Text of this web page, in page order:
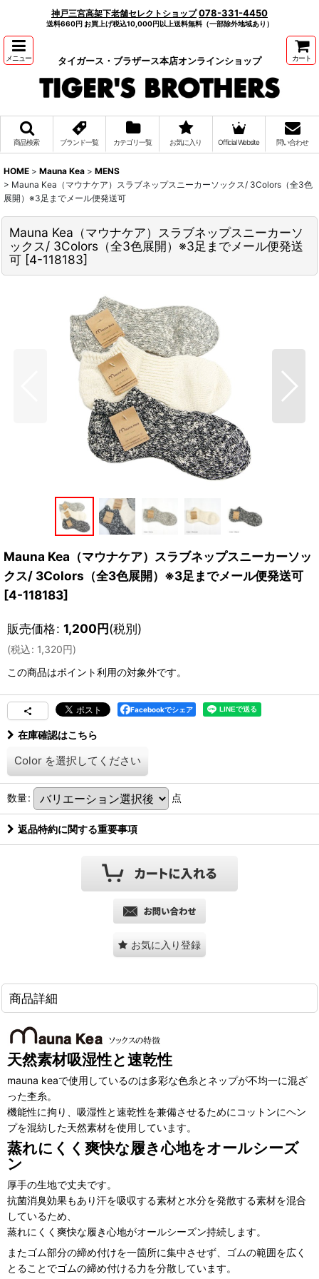
神戸三宮高架下老舗セレクトショップ 078-331-4450
送料660円 お買上げ税込10,000円以上送料無料（一部除外地域あり）
メニュー タイガース・ブラザース本店オンラインショップ カート
商品検索 ブランド一覧 カテゴリ一覧 お気に入り Official Website 問い合わせ
HOME > Mauna Kea > MENS
> Mauna Kea（マウナケア）スラブネップスニーカーソックス/ 3Colors（全3色
展開）※3足までメール便発送可
Mauna Kea（マウナケア）スラブネップスニーカーソ
ックス/ 3Colors（全3色展開）※3足までメール便発送
可 [4-118183]
Mauna Kea（マウナケア）スラブネップスニーカーソッ
クス/ 3Colors（全3色展開）※3足までメール便発送可
[4-118183]
販売価格: 1,200円(税別)
(税込: 1,320円)
この商品はポイント利用の対象外です。
Facebookでシェア
在庫確認はこちら
Color を選択してください
数量: 点
返品特約に関する重要事項
お気に入り登録
商品詳細
天然素材吸湿性と速乾性
mauna keaで使用しているのは多彩な色糸とネップが不均一に混ざ
った杢糸。
機能性に拘り、吸湿性と速乾性を兼備させるためにコットンにヘン
プを混紡した天然素材を使用しています。
蒸れにくく爽快な履き心地をオールシーズ
ン
厚手の生地で丈夫です。
抗菌消臭効果もあり汗を吸収する素材と水分を発散する素材を混合
しているため、
蒸れにくく爽快な履き心地がオールシーズン持続します。
またゴム部分の締め付けを一箇所に集中させず、ゴムの範囲を広く
とることでゴムの締め付ける力を分散しています。